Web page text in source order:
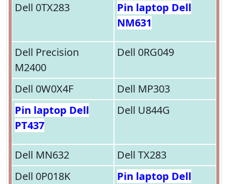
Dell 0TX283
Pin laptop Dell
NM631
Dell Precision
M2400
Dell 0RG049
Dell 0W0X4F
Dell MP303
Pin laptop Dell
PT437
Dell U844G
Dell MN632
Dell TX283
Dell 0P018K
Pin laptop Dell